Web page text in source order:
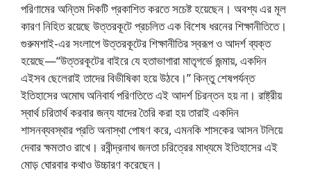
পরিণামের অন্তিম দিকটি প্রকাশিত করতে সচেষ্ট হয়েছেন। অবশ্য এর মূল
কারণ নিহিত রয়েছে উত্তরকূটে প্রচলিত এক বিশেষ ধরনের শিক্ষানীতিতে।
গুরুমশাই-এর সংলাপে উত্তরকূটের শিক্ষানীতির স্বরূপ ও আদর্শ ব্যক্ত
হয়েছে—“উত্তরকূটের বাইরে যে হতাভাগারা মাতৃগর্ভে জন্মায়, একদিন
এইসব ছেলেরাই তাদের বিভীষিকা হয়ে উঠবে।” কিন্তু শেষপর্যন্ত
ইতিহাসের অমোঘ অনিবার্য পরিণতিতে এই আদর্শ চিরন্তন হয় না। রাষ্ট্রীয়
স্বার্থ চরিতার্থ করবার জন্য যাদের তৈরি করা হয় তারাই একদিন
শাসনব্যবস্থার প্রতি অনাস্থা পোষণ করে, এমনকি শাসকের আসন টলিয়ে
দেবার ক্ষমতাও রাখে। রবীন্দ্রনাথ জনতা চরিত্রের মাধ্যমে ইতিহাসের এই
মোড় ঘোরবার কথাও উচ্চারণ করেছেন।